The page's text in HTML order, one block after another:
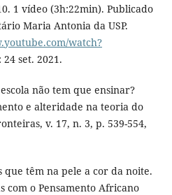
1 vídeo (3h:22min). Publicado
Maria Antonia da USP.
watch?
24 set. 2021.
não tem que ensinar?
e alteridade na teoria do
v. 17, n. 3, p. 539-554,
que têm na pele a cor da noite.
com o Pensamento Africano